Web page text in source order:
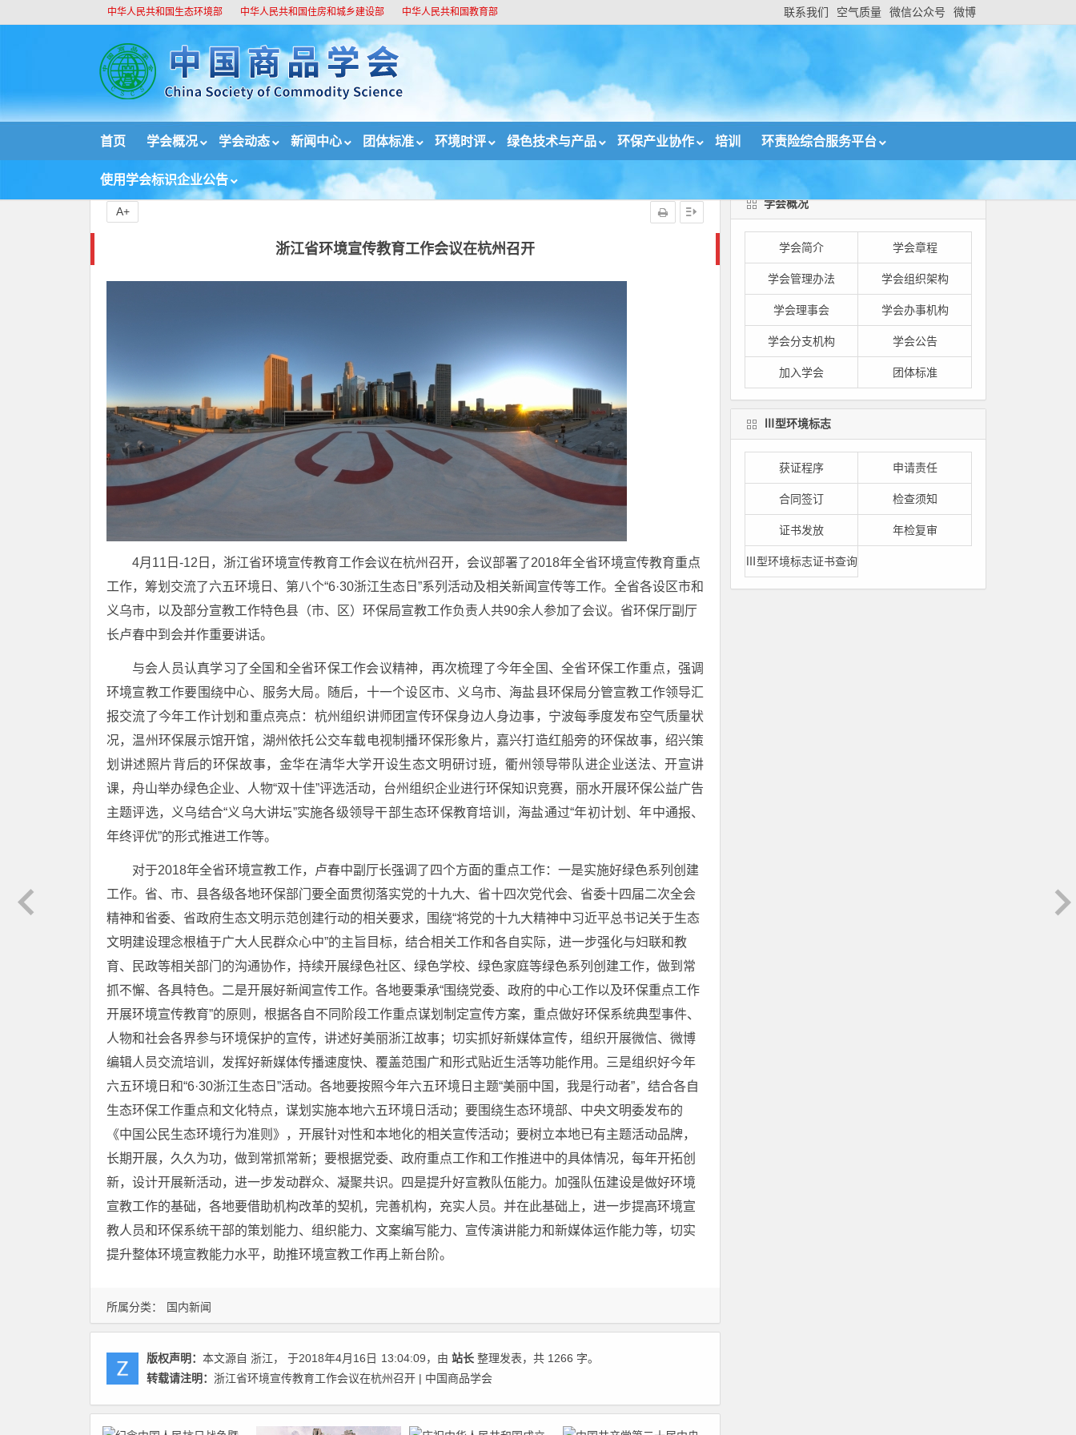
中华人民共和国生态环境部 中华人民共和国住房和城乡建设部 中华人民共和国教育部 联系我们 空气质量 微信公众号 微博
首页 学会概况 学会动态 新闻中心 团体标准 环境时评 绿色技术与产品 环保产业协作 培训 环责险综合服务平台
使用学会标识企业公告
//
首页 新闻中心 国内新闻 浙江省环境宣传教育工作会议在杭州召开
浙江省环境宣传教育工作会议在杭州召开
A+
所属分类： 国内新闻
4月11日-12日，浙江省环境宣传教育工作会议在杭州召开，会议部署了2018年全省环境宣传教育重点
工作，筹划交流了六五环境日、第八个“6·30浙江生态日”系列活动及相关新闻宣传等工作。全省各设区市和
义乌市，以及部分宣教工作特色县（市、区）环保局宣教工作负责人共90余人参加了会议。省环保厅副厅
长卢春中到会并作重要讲话。
与会人员认真学习了全国和全省环保工作会议精神，再次梳理了今年全国、全省环保工作重点，强调
环境宣教工作要围绕中心、服务大局。随后，十一个设区市、义乌市、海盐县环保局分管宣教工作领导汇
报交流了今年工作计划和重点亮点：杭州组织讲师团宣传环保身边人身边事，宁波每季度发布空气质量状
况，温州环保展示馆开馆，湖州依托公交车载电视制播环保形象片，嘉兴打造红船旁的环保故事，绍兴策
划讲述照片背后的环保故事，金华在清华大学开设生态文明研讨班，衢州领导带队进企业送法、开宣讲
课，舟山举办绿色企业、人物“双十佳”评选活动，台州组织企业进行环保知识竞赛，丽水开展环保公益广告
主题评选，义乌结合“义乌大讲坛”实施各级领导干部生态环保教育培训，海盐通过“年初计划、年中通报、
年终评优”的形式推进工作等。
对于2018年全省环境宣教工作，卢春中副厅长强调了四个方面的重点工作：一是实施好绿色系列创建
工作。 省、市、县各级各地环保部门要全面贯彻落实党的十九大、省十四次党代会、省委十四届二次全会
精神和省委、省政府生态文明示范创建行动的相关要求，围绕“将党的十九大精神中习近平总书记关于生态
文明建设理念根植于广大人民群众心中”的主旨目标，结合相关工作和各自实际，进一步强化与妇联和教
育、民政等相关部门的沟通协作，持续开展绿色社区、绿色学校、绿色家庭等绿色系列创建工作，做到常
抓不懈、各具特色。 二是开展好新闻宣传工作。 各地要秉承“围绕党委、政府的中心工作以及环保重点工作
开展环境宣传教育”的原则，根据各自不同阶段工作重点谋划制定宣传方案，重点做好环保系统典型事件、
人物和社会各界参与环境保护的宣传，讲述好美丽浙江故事；切实抓好新媒体宣传，组织开展微信、微博
编辑人员交流培训，发挥好新媒体传播速度快、覆盖范围广和形式贴近生活等功能作用。
三是组织好今年
六五环境日和“6·30浙江生态日”活动。 各地要按照今年六五环境日主题“美丽中国，我是行动者”，结合各自
生态环保工作重点和文化特点，谋划实施本地六五环境日活动；要围绕生态环境部、中央文明委发布的
《中国公民生态环境行为准则》，开展针对性和本地化的相关宣传活动；要树立本地已有主题活动品牌，
长期开展，久久为功，做到常抓常新；要根据党委、政府重点工作和工作推进中的具体情况，每年开拓创
新，设计开展新活动，进一步发动群众、凝聚共识。四是提升好宣教队伍能力。 加强队伍建设是做好环境
宣教工作的基础，各地要借助机构改革的契机，完善机构，充实人员。并在此基础上，进一步提高环境宣
教人员和环保系统干部的策划能力、组织能力、文案编写能力、宣传演讲能力和新媒体运作能力等，切实
提升整体环境宣教能力水平，助推环境宣教工作再上新台阶。
版权声明： 本文源自 浙江， 于2018年4月16日 13:04:09，由 站长 整理发表，共 1266 字。
转载请注明： 浙江省环境宣传教育工作会议在杭州召开 | 中国商品学会
学会概况
学会简介 学会章程
学会管理办法 学会组织架构
学会理事会 学会办事机构
学会分支机构 学会公告
加入学会 团体标准
Ⅲ型环境标志
获证程序 申请责任
合同签订 检查须知
证书发放 年检复审
Ⅲ型环境标志证书查询